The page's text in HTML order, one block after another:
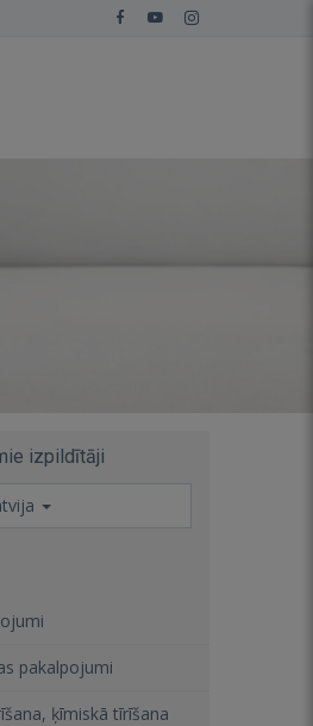
izpildītāji
pakalpojumi
ķīmiskā tīrīšana